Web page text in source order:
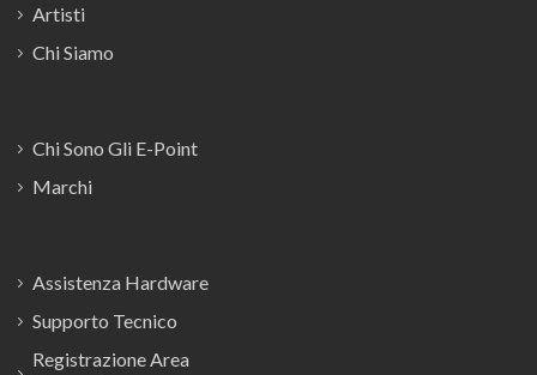
Artisti
Chi Siamo
Chi Sono Gli E-Point
Marchi
Assistenza Hardware
Supporto Tecnico
Registrazione Area